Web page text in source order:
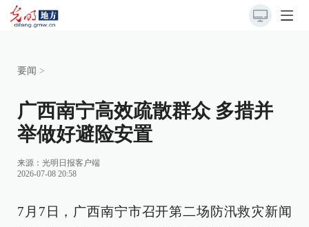
要闻 >
广西南宁高效疏散群众 多措并
举做好避险安置
来源： 光明日报客户端
2026-07-08 20:58
7月7日，广西南宁市召开第二场防汛救灾新闻